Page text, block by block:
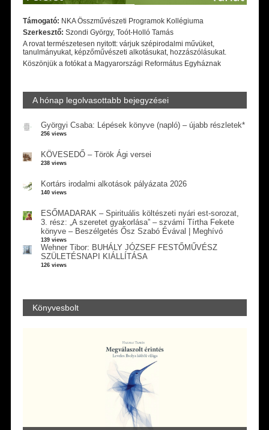
Támogató: NKA Összművészeti Programok Kollégiuma
Szerkesztő: Szondi György, Toót-Holló Tamás
A rovat természetesen nyitott: várjuk szépirodalmi művüket,
tanulmányukat, képzőművészeti alkotásukat, hozzászólásukat.
Köszönjük a fotókat a Magyarországi Református Egyháznak
A hónap legolvasottabb bejegyzései
Györgyi Csaba: Lépések könyve (napló) – újabb részletek*
256 views
KÖVESEDŐ – Török Ági versei
238 views
Kortárs irodalmi alkotások pályázata 2026
140 views
ESŐMADARAK – Spirituális költészeti nyári est-sorozat,
3. rész: „A szeretet gyakorlása” – szvámí Tírtha Fekete
könyve – Beszélgetés Ősz Szabó Évával | Meghívó
139 views
Wehner Tibor: BUHÁLY JÓZSEF FESTŐMŰVÉSZ
SZÜLETÉSNAPI KIÁLLÍTÁSA
126 views
Könyvesbolt